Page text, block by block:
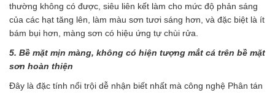
thường không có được, siêu liên kết làm cho mức độ phản sáng
của các hạt tăng lên, làm màu sơn tươi sáng hơn, và đặc biệt là ít
bám bụi hơn, màng sơn có hiệu ứng tự chùi rửa.
5. Bề mặt mịn màng, không có hiện tượng mắt cá trên bề mặt
sơn hoàn thiện
Đây là đặc tính nổi trội dễ nhận biết nhất mà công nghệ Phân tán